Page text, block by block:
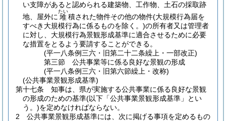
い支障があると認められる建築物、工作物、土石の採取跡
地、屋外に 堆
たい
積された物件その他の物件(大規模行為届を
すべき大規模行為に係るものを除く。)の所有者又は管理者
に対し、大規模行為景観形成基準に適合させるために必要
な措置をとるよう要請することができる。
(平一八条例三六・旧第二十二条繰上・一部改正)
第三節
公共事業等に係る良好な景観の形成
(平一八条例三六・旧第六節繰上・改称)
(公共事業景観形成基準)
第十七条
知事は、県が実施する公共事業に係る良好な景観
の形成のための基準(以下「公共事業景観形成基準」とい
う。)を定めなければならない。
2
公共事業景観形成基準には、次に掲げる事項を定めるもの